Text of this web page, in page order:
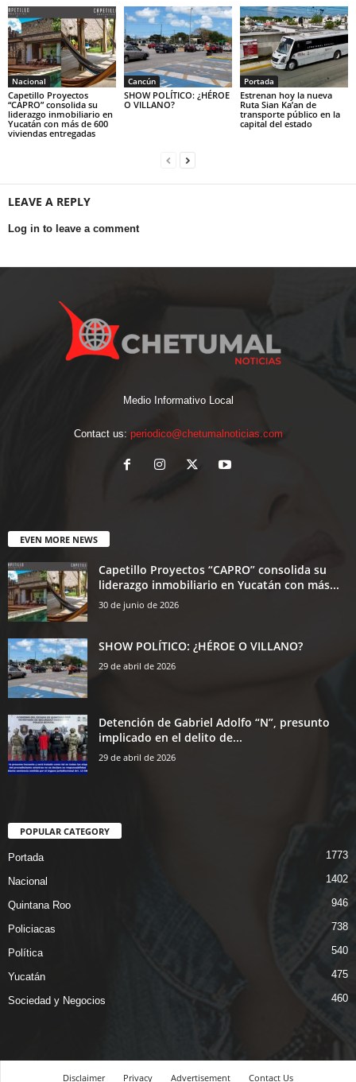
Nacional
Capetillo Proyectos
“CAPRO” consolida su
liderazgo inmobiliario en
Yucatán con más de 600
viviendas entregadas
Cancún
SHOW POLÍTICO: ¿HÉROE
O VILLANO?
Portada
Estrenan hoy la nueva
Ruta Sian Ka’an de
transporte público en la
capital del estado
LEAVE A REPLY
Log in to leave a comment
Medio Informativo Local
Contact us: periodico@chetumalnoticias.com
EVEN MORE NEWS
Capetillo Proyectos “CAPRO” consolida su
liderazgo inmobiliario en Yucatán con más...
30 de junio de 2026
SHOW POLÍTICO: ¿HÉROE O VILLANO?
29 de abril de 2026
Detención de Gabriel Adolfo “N”, presunto
implicado en el delito de...
29 de abril de 2026
POPULAR CATEGORY
Portada 1773
Nacional 1402
Quintana Roo 946
Policiacas 738
Política 540
Yucatán 475
Sociedad y Negocios 460
Disclaimer Privacy Advertisement Contact Us